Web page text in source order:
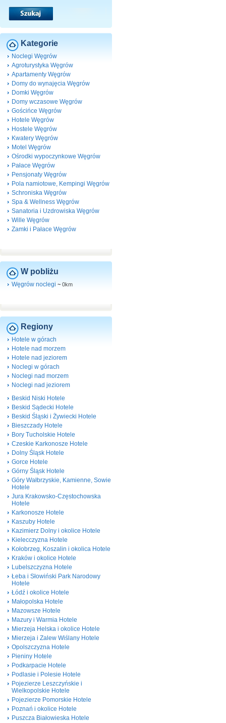
Kategorie
Noclegi Węgrów
Agroturystyka Węgrów
Apartamenty Węgrów
Domy do wynajęcia Węgrów
Domki Węgrów
Domy wczasowe Węgrów
Gościńce Węgrów
Hotele Węgrów
Hostele Węgrów
Kwatery Węgrów
Motel Węgrów
Ośrodki wypoczynkowe Węgrów
Pałace Węgrów
Pensjonaty Węgrów
Pola namiotowe, Kempingi Węgrów
Schroniska Węgrów
Spa & Wellness Węgrów
Sanatoria i Uzdrowiska Węgrów
Wille Węgrów
Zamki i Pałace Węgrów
W pobliżu
Węgrów noclegi ~ 0km
Regiony
Hotele w górach
Hotele nad morzem
Hotele nad jeziorem
Noclegi w górach
Noclegi nad morzem
Noclegi nad jeziorem
Beskid Niski Hotele
Beskid Sądecki Hotele
Beskid Śląski i Żywiecki Hotele
Bieszczady Hotele
Bory Tucholskie Hotele
Czeskie Karkonosze Hotele
Dolny Śląsk Hotele
Gorce Hotele
Górny Śląsk Hotele
Góry Wałbrzyskie, Kamienne, Sowie
Hotele
Jura Krakowsko-Częstochowska
Hotele
Karkonosze Hotele
Kaszuby Hotele
Kazimierz Dolny i okolice Hotele
Kielecczyzna Hotele
Kołobrzeg, Koszalin i okolica Hotele
Kraków i okolice Hotele
Lubelszczyzna Hotele
Łeba i Słowiński Park Narodowy
Hotele
Łódź i okolice Hotele
Małopolska Hotele
Mazowsze Hotele
Mazury i Warmia Hotele
Mierzeja Helska i okolice Hotele
Mierzeja i Zalew Wiślany Hotele
Opolszczyzna Hotele
Pieniny Hotele
Podkarpacie Hotele
Podlasie i Polesie Hotele
Pojezierze Leszczyńskie i
Wielkopolskie Hotele
Pojezierze Pomorskie Hotele
Poznań i okolice Hotele
Puszcza Białowieska Hotele